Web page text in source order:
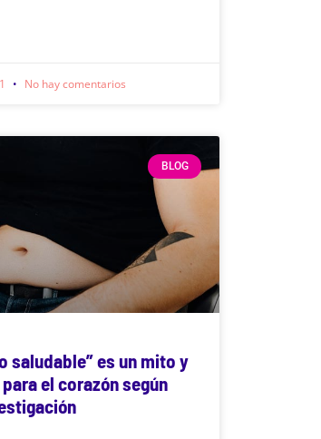
No hay comentarios
BLOG
saludable” es un mito y
el corazón según